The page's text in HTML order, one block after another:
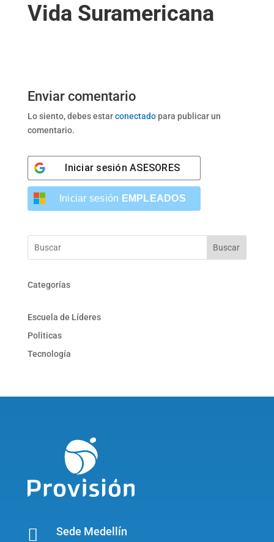
Vida Suramericana
Enviar comentario
Lo siento, debes estarconectadopara publicar un
comentario.
Iniciar sesiónASESORES
Iniciar sesión EMPLEADOS
Buscar
Categorías
Escuela de Líderes
Politicas
Tecnología
 Sede Medellín